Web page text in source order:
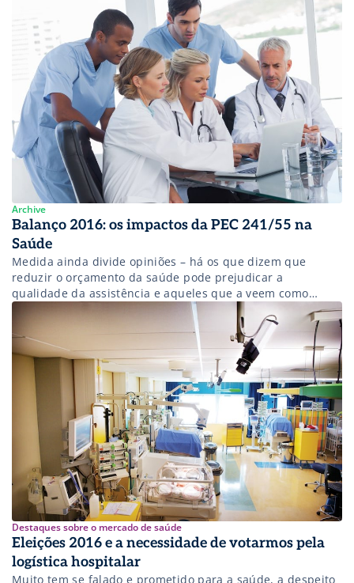
Archive
Balanço 2016: os impactos da PEC 241/55 na
Saúde
Medida ainda divide opiniões – há os que dizem que
reduzir o orçamento da saúde pode prejudicar a
qualidade da assistência e aqueles que a veem como
oportunidade de definir prioridades de gastos na área
Destaques sobre o mercado de saúde
Eleições 2016 e a necessidade de votarmos pela
logística hospitalar
Muito tem se falado e prometido para a saúde, a despeito